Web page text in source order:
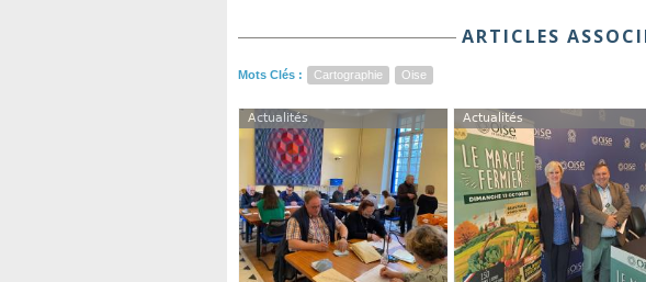
ARTICLES
Mots Clés : Cartographie Oise
Actualités Actualités